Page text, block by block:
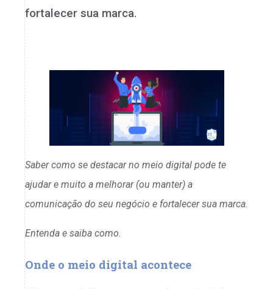
fortalecer sua marca.
Saber como se destacar no meio digital pode te
ajudar e muito a melhorar (ou manter) a
comunicação do seu negócio e fortalecer sua marca.
Entenda e saiba como.
Onde o meio digital acontece